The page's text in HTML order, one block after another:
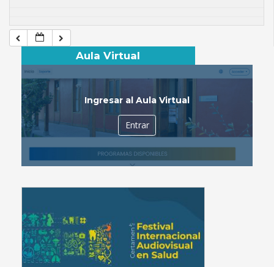
Aula Virtual
Ingresar al Aula Virtual
Entrar